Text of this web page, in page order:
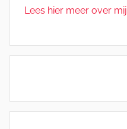
Lees hier meer over